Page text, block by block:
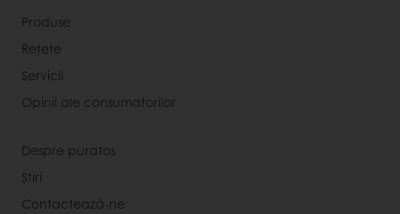
Produse
Rețete
Servicii
Opinii ale consumatorilor
Despre puratos
Știri
Contactează-ne